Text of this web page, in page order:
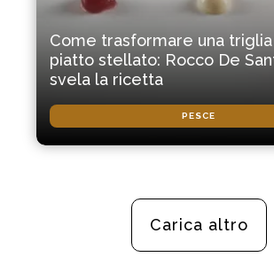
Come trasformare una triglia
piatto stellato: Rocco De
svela la ricetta
PESCE
Carica altro